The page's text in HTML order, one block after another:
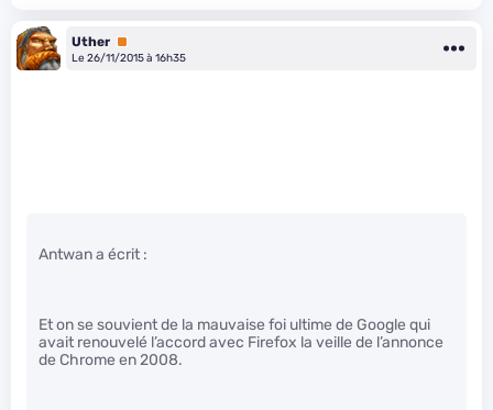
Uther Premium
Le 26/11/2015 à 16h35
Antwan a écrit :
Et on se souvient de la mauvaise foi ultime de Google qui
avait renouvelé l’accord avec Firefox la veille de l’annonce
de Chrome en 2008.